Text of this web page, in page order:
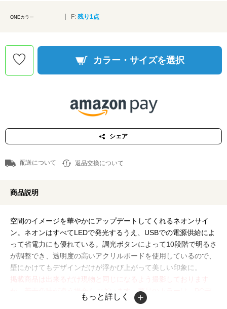
ONEカラー F: 残り1点
カラー・サイズを選択
シェア
配送について 返品交換について
商品説明
空間のイメージを華やかにアップデートしてくれるネオンサイ
ン。ネオンはすべてLEDで発光するうえ、USBでの電源供給によ
って省電力にも優れている。調光ボタンによって10段階で明るさ
が調整でき、透明度の高いアクリルボードを使用しているので、
壁にかけてもデザインだけが浮かび上がって美しい印象に。
掲載商品は出来るだけ現物と同じになるよう撮影しております
が、若干色味が違う場合もございます。商品のカラーは、PCデ
ィスプレイの性質上、実際の色と異なって見える場合がございま
もっと詳しく